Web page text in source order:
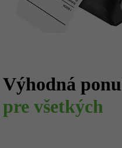
Výhodná
pre všetkých